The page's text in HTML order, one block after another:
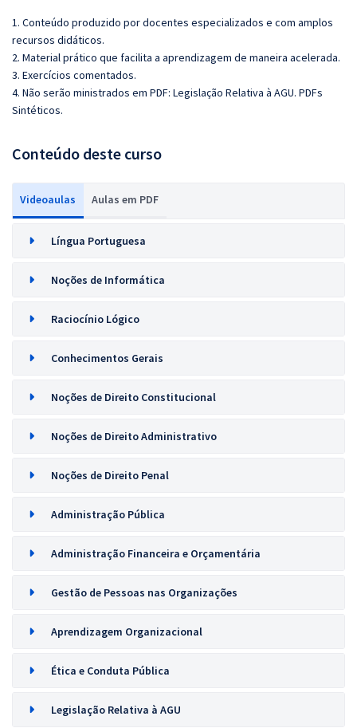
1. Conteúdo produzido por docentes especializados e com amplos
recursos didáticos.
2. Material prático que facilita a aprendizagem de maneira acelerada.
3. Exercícios comentados.
4. Não serão ministrados em PDF: Legislação Relativa à AGU. PDFs
Sintéticos.
Conteúdo deste curso
Videoaulas Aulas em PDF
Língua Portuguesa
Noções de Informática
Raciocínio Lógico
Conhecimentos Gerais
Noções de Direito Constitucional
Noções de Direito Administrativo
Noções de Direito Penal
Administração Pública
Administração Financeira e Orçamentária
Gestão de Pessoas nas Organizações
Aprendizagem Organizacional
Ética e Conduta Pública
Legislação Relativa à AGU